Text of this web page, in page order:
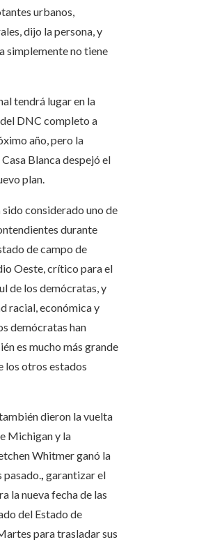
urbanos,
dijo la persona, y
simplemente no tiene
tendrá lugar en la
DNC completo a
año, pero la
Blanca despejó el
plan.
considerado uno de
durante
de campo de
Oeste, crítico para el
de los demócratas, y
racial, económica y
demócratas han
es mucho más grande
los otros estados
dieron la vuelta
Michigan y la
Whitmer ganó la
pasado., garantizar el
la nueva fecha de las
del Estado de
para trasladar sus